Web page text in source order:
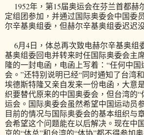
1952年，第15届奥运会在芬兰首都赫
定组团参加，并通过国际奥委会中国委
尔辛基奥组委，但赫尔辛基奥组委迟迟
6月4日，体总再次致电赫尔辛基奥组
基奥组委回电并转来时任国际奥委会主
隆的一封电函，电函上写着：“任何中
会。”还特别说明已经“同时通知了台湾
埃德斯特隆又亲自发来一份电函，大意
织要替代原来的中国奥委会，但台湾的“
运会。国际奥委会虽然希望中国运动员
目前的情况与国际奥委会的基本组织与
会希望这个问题能在以后解决。现在中
京的“体总”和台湾的“体协”都不得参加